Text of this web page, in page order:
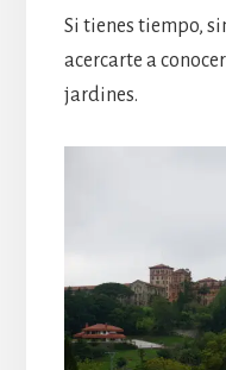
Si tienes tiempo,
acercarte a
jardines.